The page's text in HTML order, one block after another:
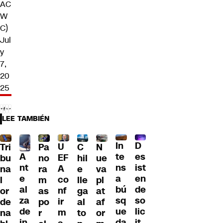
AC
W
C)
Jul
y
7,
20
25
LEE TAMBIÉN
Tri
bu
na
l
or
de
na
A
nt
e
al
za
de
Pa
no
ra
m
as
po
r
U
EF
A
co
nf
ir
m
C
hil
e
lle
ga
al
to
N
ue
va
pl
at
af
or
In
te
ns
a
bú
sq
ue
D
es
ist
en
de
so
lic